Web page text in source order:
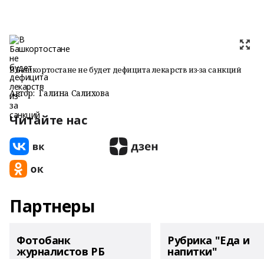
В Башкортостане не будет дефицита лекарств из-за санкций
Автор: Галина Салихова
Читайте нас
Партнеры
Фотобанк
журналистов РБ
Рубрика "Еда и
напитки"